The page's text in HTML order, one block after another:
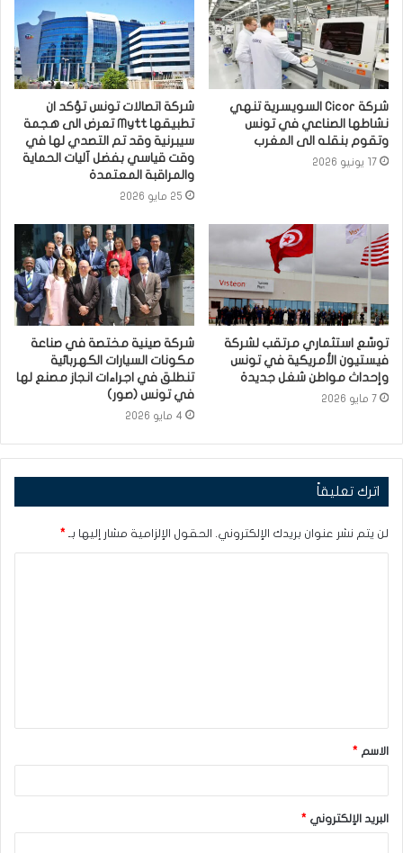
شركة Cicor السويسرية تنهي
نشاطها الصناعي في تونس
وتقوم بنقله الى المغرب
17 يونيو 2026
شركة اتصالات تونس تؤكد ان
تطبيقها Mytt تعرض الى هجمة
سيبرنية وقد تم التصدي لها في
وقت قياسي بفضل آليات الحماية
والمراقبة المعتمدة
25 مايو 2026
توسّع استثماري مرتقب لشركة
فيستيون الأمريكية في تونس
وإحداث مواطن شغل جديدة
7 مايو 2026
شركة صينية مختصة في صناعة
مكونات السيارات الكهربائية
تنطلق في اجراءات انجاز مصنع لها
في تونس (صور)
4 مايو 2026
اترك تعليقاً
لن يتم نشر عنوان بريدك الإلكتروني. الحقول الإلزامية مشار إليها بـ *
ق
*
الاسم *
البريد الإلكتروني *